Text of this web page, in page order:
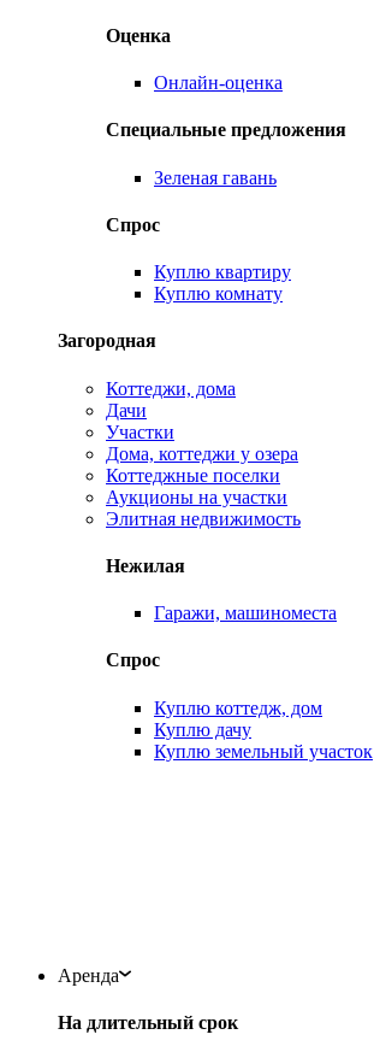
Оценка
Онлайн-оценка
Специальные предложения
Зеленая гавань
Спрос
Куплю квартиру
Куплю комнату
Загородная
Коттеджи, дома
Дачи
Участки
Дома, коттеджи у озера
Коттеджные поселки
Аукционы на участки
Элитная недвижимость
Нежилая
Гаражи, машиноместа
Спрос
Куплю коттедж, дом
Куплю дачу
Куплю земельный участок
Аренда
На длительный срок